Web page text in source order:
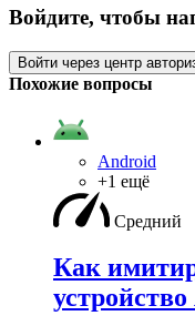
Войдите, чтобы
Войти через центр
Похожие вопросы
Android
+1 ещё
Средний
Как